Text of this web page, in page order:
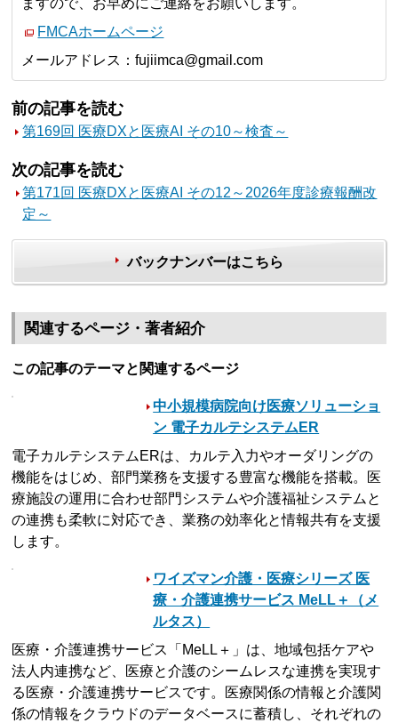
ますので、お早めにご連絡をお願いします。
FMCAホームページ
メールアドレス：fujiimca@gmail.com
前の記事を読む
第169回 医療DXと医療AI その10～検査～
次の記事を読む
第171回 医療DXと医療AI その12～2026年度診療報酬改
定～
バックナンバーはこちら
関連するページ・著者紹介
この記事のテーマと関連するページ
中小規模病院向け医療ソリューショ
ン 電子カルテシステムER
電子カルテシステムERは、カルテ入力やオーダリングの
機能をはじめ、部門業務を支援する豊富な機能を搭載。医
療施設の運用に合わせ部門システムや介護福祉システムと
の連携も柔軟に対応でき、業務の効率化と情報共有を支援
します。
ワイズマン介護・医療シリーズ 医
療・介護連携サービス MeLL＋（メ
ルタス）
医療・介護連携サービス「MeLL＋」は、地域包括ケアや
法人内連携など、医療と介護のシームレスな連携を実現す
る医療・介護連携サービスです。医療関係の情報と介護関
係の情報をクラウドのデータベースに蓄積し、それぞれの